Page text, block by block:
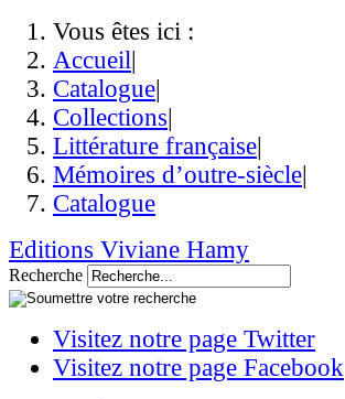
Vous êtes ici :
Accueil|
Catalogue|
Collections|
Littérature française|
Mémoires d’outre-siècle|
Catalogue
Editions Viviane Hamy
Recherche
Visitez notre page Twitter
Visitez notre page Facebook